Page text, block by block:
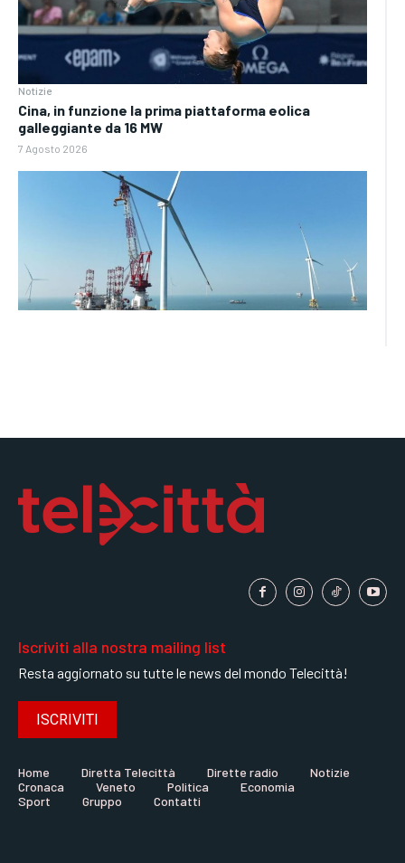
Notizie
Cina, in funzione la prima piattaforma eolica
galleggiante da 16 MW
7 Agosto 2026
Iscriviti alla nostra mailing list
Resta aggiornato su tutte le news del mondo Telecittà!
ISCRIVITI
Home Diretta Telecittà Dirette radio
Notizie
Cronaca
Veneto Politica
Economia
Sport
Gruppo Contatti